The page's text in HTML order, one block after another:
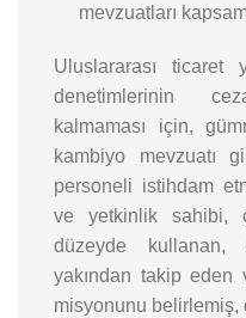
mevzuatları
Uluslararası ticaret
denetimlerinin
kalmaması için,
kambiyo mevzuatı
personeli istihdam
ve yetkinlik sahibi,
düzeyde kullanan,
yakından takip
misyonunu belirlemiş,